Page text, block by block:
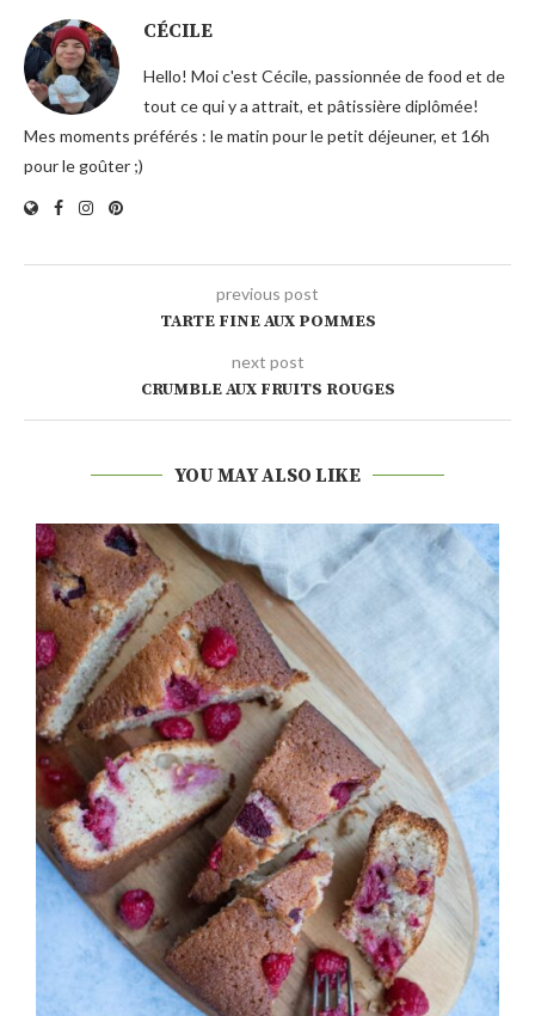
CÉCILE
Hello! Moi c'est Cécile, passionnée de food et de
tout ce qui y a attrait, et pâtissière diplômée!
Mes moments préférés : le matin pour le petit déjeuner, et 16h
pour le goûter ;)
previous post
TARTE FINE AUX POMMES
next post
CRUMBLE AUX FRUITS ROUGES
YOU MAY ALSO LIKE